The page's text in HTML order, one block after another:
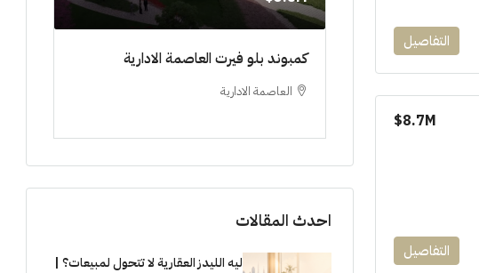
التفاصيل
8.7M$
التفاصيل
كمبوند بلو فيرت العاصمة الادارية
العاصمة الادارية
احدث المقالات
ليه الليدز العقارية لا تتحول لمبيعات؟ |